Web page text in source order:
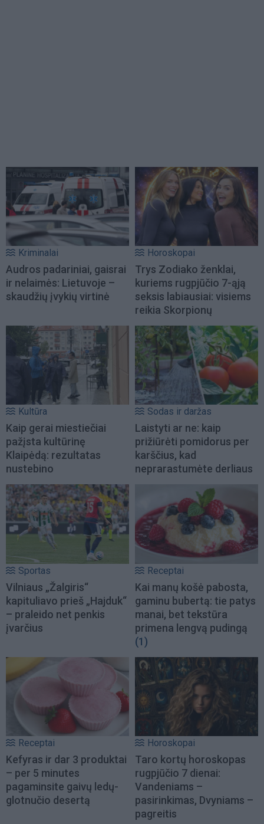
Kriminalai
Audros padariniai, gaisrai
ir nelaimės: Lietuvoje –
skaudžių įvykių virtinė
Horoskopai
Trys Zodiako ženklai,
kuriems rugpjūčio 7-ąją
seksis labiausiai: visiems
reikia Skorpionų
Kultūra
Kaip gerai miestiečiai
pažįsta kultūrinę
Klaipėdą: rezultatas
nustebino
Sodas ir daržas
Laistyti ar ne: kaip
prižiūrėti pomidorus per
karščius, kad
neprarastumėte derliaus
Sportas
Vilniaus „Žalgiris“
kapituliavo prieš „Hajduk“
– praleido net penkis
įvarčius
Receptai
Kai manų košė pabosta,
gaminu bubertą: tie patys
manai, bet tekstūra
primena lengvą pudingą
(1)
Receptai
Kefyras ir dar 3 produktai
– per 5 minutes
pagaminsite gaivų ledų-
glotnučio desertą
Horoskopai
Taro kortų horoskopas
rugpjūčio 7 dienai:
Vandeniams –
pasirinkimas, Dvyniams –
pagreitis